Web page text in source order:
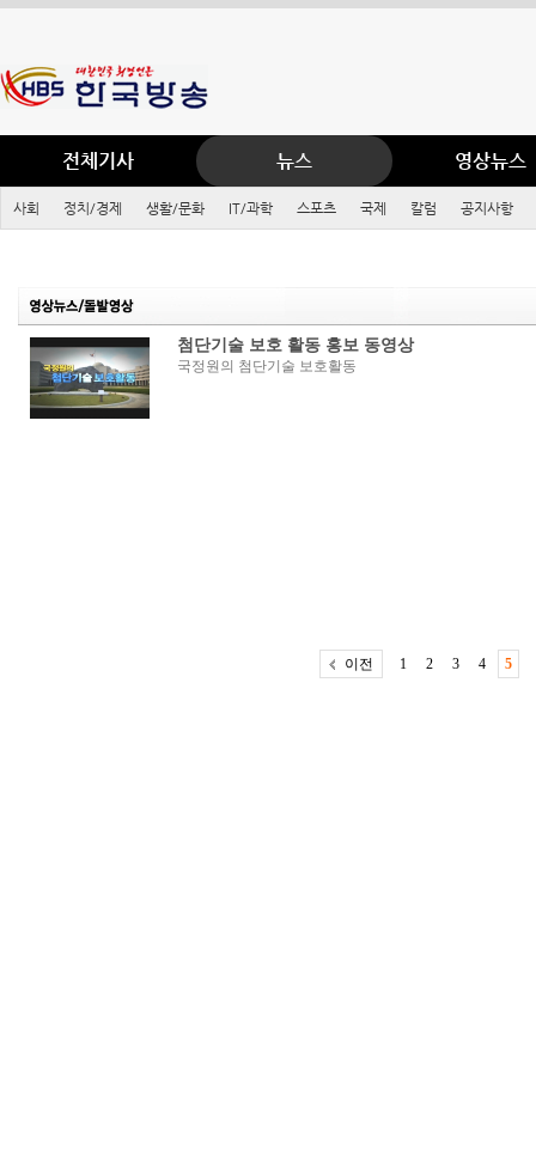
전체기사 뉴스 영상뉴스
사회 정치/경제 생활/문화 IT/과학 스포츠 국제 칼럼 공지사항
첨단기술 보호 활동 홍보 동영상
국정원의 첨단기술 보호활동
이전 1 2 3 4 5